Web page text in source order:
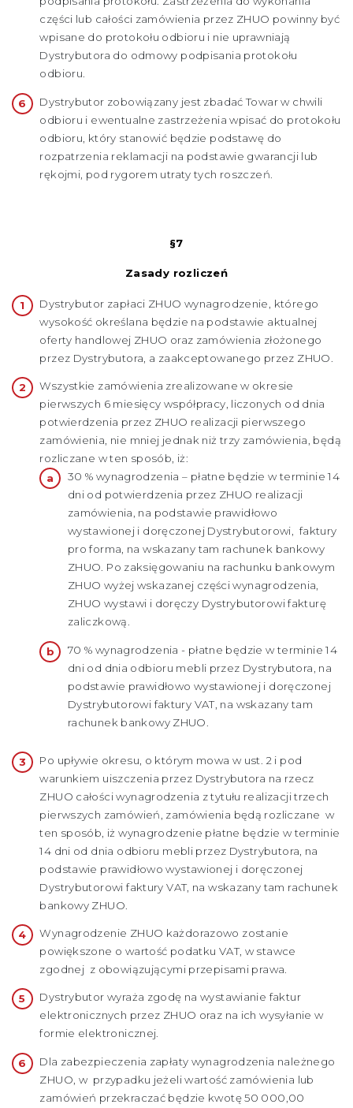
części lub całości zamówienia przez ZHUO powinny być
wpisane do protokołu odbioru i nie uprawniają
Dystrybutora do odmowy podpisania protokołu
odbioru.
Dystrybutor zobowiązany jest zbadać Towar w chwili
odbioru i ewentualne zastrzeżenia wpisać do protokołu
odbioru, który stanowić będzie podstawę do
rozpatrzenia reklamacji na podstawie gwarancji lub
rękojmi, pod rygorem utraty tych roszczeń.
§7
Zasady rozliczeń
Dystrybutor zapłaci ZHUO wynagrodzenie, którego
wysokość określana będzie na podstawie aktualnej
oferty handlowej ZHUO oraz zamówienia złożonego
przez Dystrybutora, a zaakceptowanego przez ZHUO.
Wszystkie zamówienia zrealizowane w okresie
pierwszych 6 miesięcy współpracy, liczonych od dnia
potwierdzenia przez ZHUO realizacji pierwszego
zamówienia, nie mniej jednak niż trzy zamówienia, będą
rozliczane w ten sposób, iż:
30 % wynagrodzenia – płatne będzie w terminie 14
dni od potwierdzenia przez ZHUO realizacji
zamówienia, na podstawie prawidłowo
wystawionej i doręczonej Dystrybutorowi, faktury
pro forma, na wskazany tam rachunek bankowy
ZHUO. Po zaksięgowaniu na rachunku bankowym
ZHUO wyżej wskazanej części wynagrodzenia,
ZHUO wystawi i doręczy Dystrybutorowi fakturę
zaliczkową.
70 % wynagrodzenia - płatne będzie w terminie 14
dni od dnia odbioru mebli przez Dystrybutora, na
podstawie prawidłowo wystawionej i doręczonej
Dystrybutorowi faktury VAT, na wskazany tam
rachunek bankowy ZHUO.
Po upływie okresu, o którym mowa w ust. 2 i pod
warunkiem uiszczenia przez Dystrybutora na rzecz
ZHUO całości wynagrodzenia z tytułu realizacji trzech
pierwszych zamówień, zamówienia będą rozliczane w
ten sposób, iż wynagrodzenie płatne będzie w terminie
14 dni od dnia odbioru mebli przez Dystrybutora, na
podstawie prawidłowo wystawionej i doręczonej
Dystrybutorowi faktury VAT, na wskazany tam rachunek
bankowy ZHUO.
Wynagrodzenie ZHUO każdorazowo zostanie
powiększone o wartość podatku VAT, w stawce
zgodnej z obowiązującymi przepisami prawa.
Dystrybutor wyraża zgodę na wystawianie faktur
elektronicznych przez ZHUO oraz na ich wysyłanie w
formie elektronicznej.
Dla zabezpieczenia zapłaty wynagrodzenia należnego
ZHUO, w przypadku jeżeli wartość zamówienia lub
zamówień przekraczać będzie kwotę 50 000,00